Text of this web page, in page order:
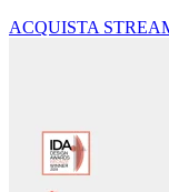
ACQUISTA